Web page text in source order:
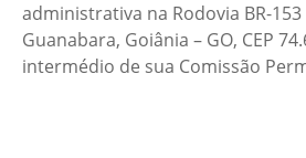
administrativa na Rodovia BR-153
Guanabara, Goiânia – GO, CEP
intermédio de sua Comissão